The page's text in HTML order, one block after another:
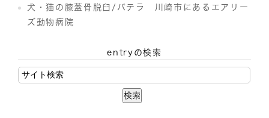
犬・猫の膝蓋骨脱臼/パテラ 川崎市にあるエアリー
ズ動物病院
entryの検索